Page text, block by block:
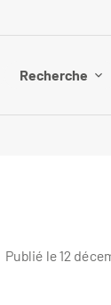
Recherche
Publié le 12